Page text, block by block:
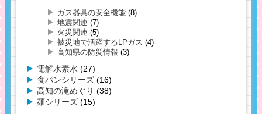
ガス器具の安全機能 (8)
地震関連 (7)
火災関連 (5)
被災地で活躍するLPガス (4)
高知県の防災情報 (3)
電解水素水 (27)
食パンシリーズ (16)
高知の滝めぐり (38)
麺シリーズ (15)